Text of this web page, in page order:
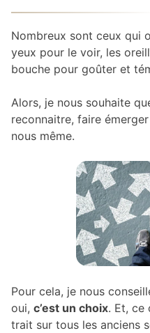
Nombreux sont ceux qui
yeux pour le voir, les
bouche pour goûter et
Alors, je nous souhaite
reconnaitre, faire
nous même.
Pour cela, je nous
oui, c’est un choix. Et, ce
trait sur tous les anciens